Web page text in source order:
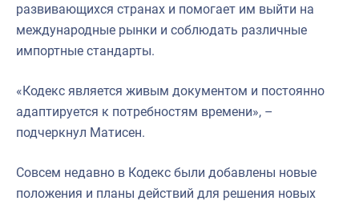
развивающихся странах и помогает им выйти на
международные рынки и соблюдать различные
импортные стандарты.
«Кодекс является живым документом и постоянно
адаптируется к потребностям времени», –
подчеркнул Матисен.
Совсем недавно в Кодекс были добавлены новые
положения и планы действий для решения новых